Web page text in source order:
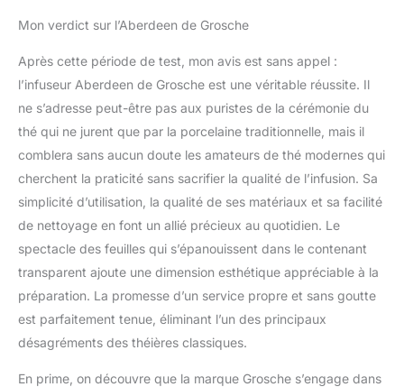
Mon verdict sur l’Aberdeen de Grosche
Après cette période de test, mon avis est sans appel :
l’infuseur Aberdeen de Grosche est une véritable réussite. Il
ne s’adresse peut-être pas aux puristes de la cérémonie du
thé qui ne jurent que par la porcelaine traditionnelle, mais il
comblera sans aucun doute les amateurs de thé modernes qui
cherchent la praticité sans sacrifier la qualité de l’infusion. Sa
simplicité d’utilisation, la qualité de ses matériaux et sa facilité
de nettoyage en font un allié précieux au quotidien. Le
spectacle des feuilles qui s’épanouissent dans le contenant
transparent ajoute une dimension esthétique appréciable à la
préparation. La promesse d’un service propre et sans goutte
est parfaitement tenue, éliminant l’un des principaux
désagréments des théières classiques.
En prime, on découvre que la marque Grosche s’engage dans